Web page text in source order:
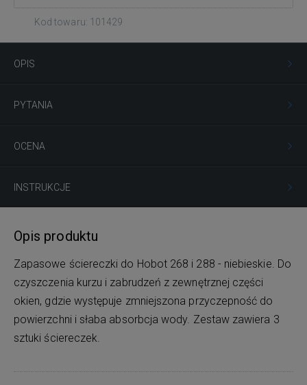
Kod towaru: 101429
OPIS
PYTANIA
OCENA
INSTRUKCJE
Opis produktu
Zapasowe ściereczki do Hobot 268 i 288 - niebieskie. Do
czyszczenia kurzu i zabrudzeń z zewnętrznej części
okien, gdzie występuje zmniejszona przyczepność do
powierzchni i słaba absorbcja wody. Zestaw zawiera 3
sztuki ściereczek.